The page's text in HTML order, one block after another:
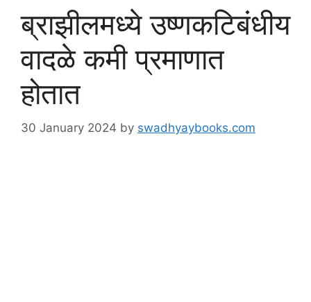
ब्राझीलमध्ये उष्णकटिबंधीय
वादळे कमी प्रमाणात
होतात
30 January 2024 by swadhyaybooks.com